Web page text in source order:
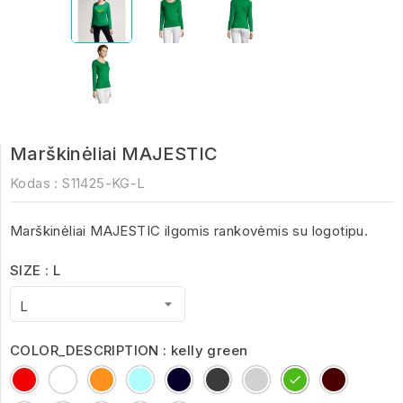
Marškinėliai MAJESTIC
Kodas : S11425-KG-L
Marškinėliai MAJESTIC ilgomis rankovėmis su logotipu.
SIZE : L
COLOR_DESCRIPTION : kelly green
Red
WhiteOrangeAqua Deep
Black
Dark
Grey
Grey
Melange
kelly
green
oxblood